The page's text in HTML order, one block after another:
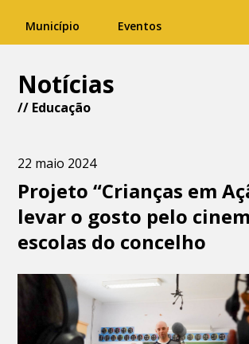
Município Eventos
Notícias
// Educação
22 maio 2024
Projeto “Crianças em
levar o gosto pelo
escolas do concelho